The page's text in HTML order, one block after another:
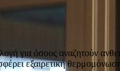
για όσους αναζητούν
εξαιρετική